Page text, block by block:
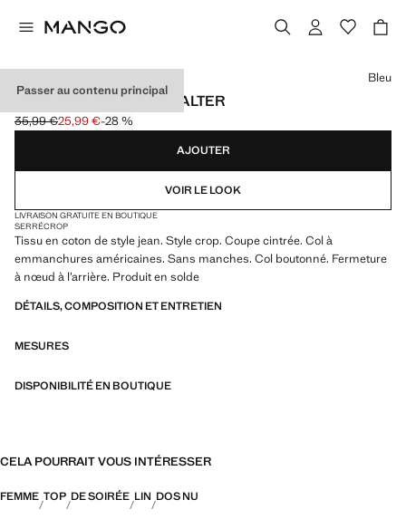
Passer au contenu principal
TOP EN DENIM À COL HALTER
Prix initial barré [35,99 € ]
35,99 €
Prix actuel [25,99 € ]
25,99 €-28 %
Choisissez une couleur
Bleu
AJOUTER
VOIR LE LOOK
LIVRAISON GRATUITE EN BOUTIQUE
SERRÉCROP
Tissu en coton de style jean. Style crop. Coupe cintrée. Col à
emmanchures américaines. Sans manches. Col boutonné. Fermeture
à nœud à l’arrière. Produit en solde
DÉTAILS, COMPOSITION ET ENTRETIEN
MESURES
DISPONIBILITÉ EN BOUTIQUE
CELA POURRAIT VOUS INTÉRESSER
FEMME TOP DE SOIRÉE LIN DOS NU